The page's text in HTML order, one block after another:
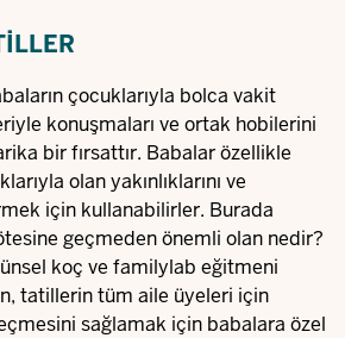
çocuklarıyla bolca vakit
konuşmaları ve ortak hobilerini
bir fırsattır. Babalar özellikle
olan yakınlıklarını ve
için kullanabilirler. Burada
ötesine geçmeden önemli olan nedir?
koç ve familylab eğitmeni
tatillerin tüm aile üyeleri için
sağlamak için babalara özel